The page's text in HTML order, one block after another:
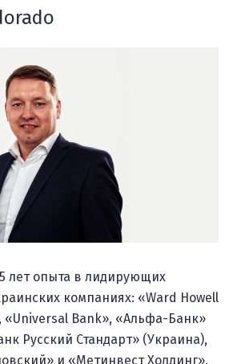
лет опыта в лидирующих
компаниях: «Ward Howell
Bank», «Альфа-Банк»
Русский Стандарт» (Украина),
и «Метинвест Холдинг».